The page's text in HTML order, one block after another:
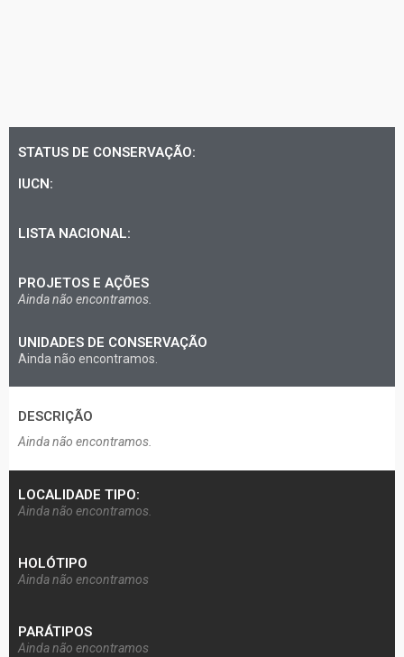
STATUS DE CONSERVAÇÃO:
IUCN:
LISTA NACIONAL:
PROJETOS E AÇÕES
Ainda não encontramos.
UNIDADES DE CONSERVAÇÃO
Ainda não encontramos.
DESCRIÇÃO​
Ainda não encontramos.
LOCALIDADE TIPO:
Ainda não encontramos.
HOLÓTIPO
Ainda não encontramos
PARÁTIPOS
Ainda não encontramos